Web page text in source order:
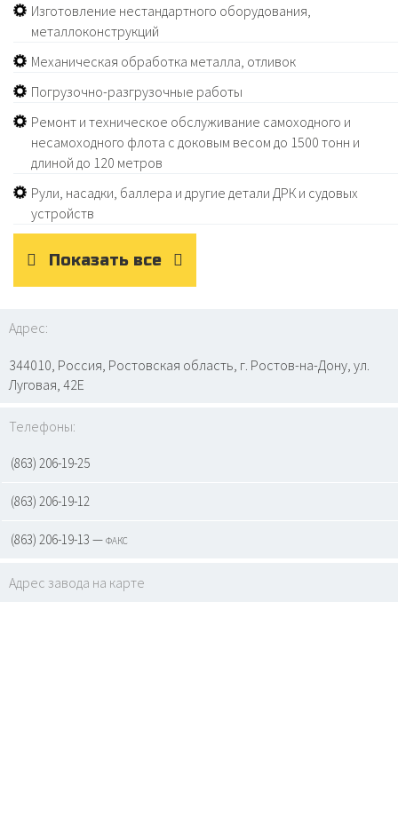
Изготовление нестандартного оборудования,
металлоконструкций
Механическая обработка металла, отливок
Погрузочно-разгрузочные работы
Ремонт и техническое обслуживание самоходного и
несамоходного флота с доковым весом до 1500 тонн и
длиной до 120 метров
Рули, насадки, баллера и другие детали ДРК и судовых
устройств
Показать все
Адрес:
344010, Россия, Ростовская область, г. Ростов-на-Дону, ул.
Луговая, 42Е
Телефоны:
(863) 206-19-25
(863) 206-19-12
(863) 206-19-13 — факс
Адрес завода на карте